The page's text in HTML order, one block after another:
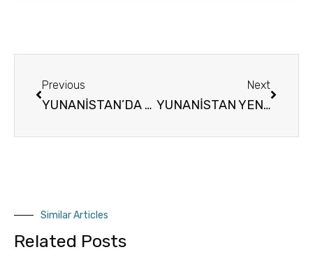
Previous
YUNANİSTAN’DA AİRBNB GETİRİSİ
Next
YUNANİSTAN YENİ MÜLK VERGİ DÜZLENMESİ
Similar Articles
Related Posts